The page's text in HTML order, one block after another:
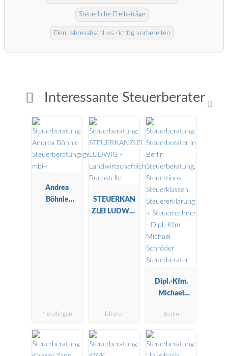
Interessante Steuerberater
Andrea
Böhnle
Nördlingen
STEUERKAN
ZLEI LUDWIG
Ilshofen
Dipl.-Kfm.
Michael
Steuerberater
Berlin
Steuerliche Freibeträge
Den Jahresabschluss richtig vorbereiten